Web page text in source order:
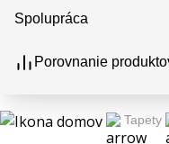
Spolupráca
Porovnanie
Tapety